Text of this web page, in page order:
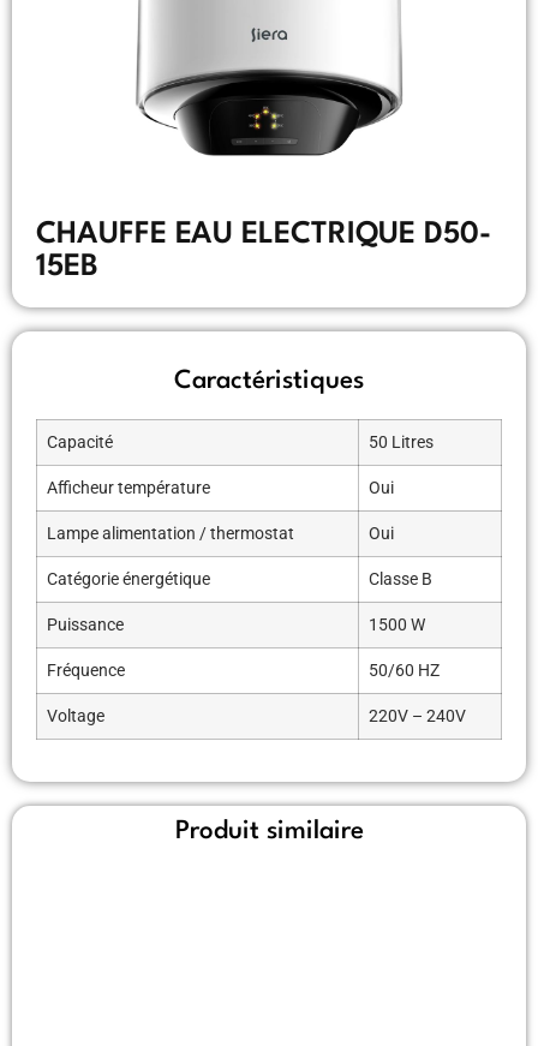
CHAUFFE EAU ELECTRIQUE D50-
15EB
Caractéristiques
Capacité 50 Litres
Afficheur température Oui
Lampe alimentation / thermostat Oui
Catégorie énergétique Classe B
Puissance 1500 W
Fréquence 50/60 HZ
Voltage 220V – 240V
Produit similaire